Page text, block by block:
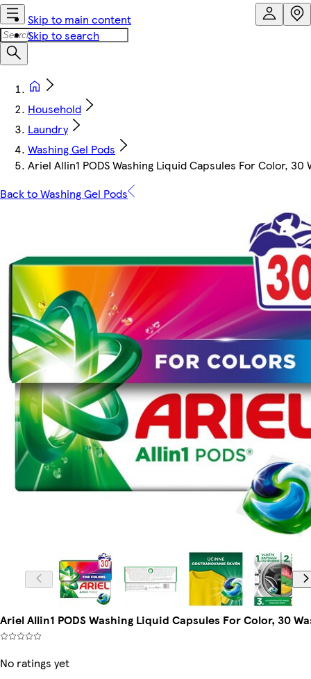
Skip to main content
Skip to search
Household
Laundry
Washing Gel Pods
Ariel Allin1 PODS Washing Liquid Capsules For Color, 30
Back to Washing Gel Pods
Ariel Allin1 PODS Washing Liquid Capsules For Color, 30
No ratings yet